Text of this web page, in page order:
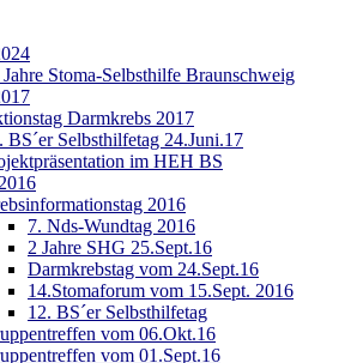
Jahre Stoma-Selbsthilfe Braunschweig
Darmkrebs 2017
BS´er Selbsthilfetag 24.Juni.17
im HEH BS
2016
7. Nds-Wundtag 2016
2 Jahre SHG 25.Sept.16
Darmkrebstag vom 24.Sept.16
14.Stomaforum vom 15.Sept. 2016
12. BS´er Selbsthilfetag
vom 06.Okt.16
vom 01.Sept.16